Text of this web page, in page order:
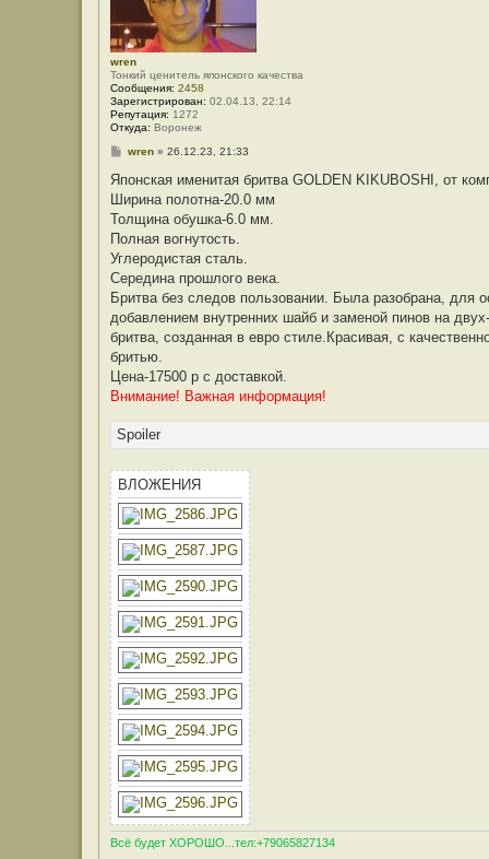
wren
Тонкий ценитель японского качества
Сообщения: 2458
Зарегистрирован: 02.04.13, 22:14
Репутация: 1272
Откуда: Воронеж
С
о
щ
е
и
е
wren» 26.12.23, 21:33
Японская именитая бритва GOLDEN KIKUBOSHI, от
Ширина полотна-20.0 мм
Толщина обушка-6.0 мм.
Полная вогнутость.
Углеродистая сталь.
Середина прошлого века.
Бритва без следов пользовании. Была разобрана, для
добавлением внутренних шайб и заменой пинов на
бритва, созданная в евро стиле.Красивая, с
бритью.
Цена-17500 р с доставкой.
Внимание! Важная информация!
Spoiler
ВЛОЖЕНИЯ
Всё будет ХОРОШО...тел:+79065827134